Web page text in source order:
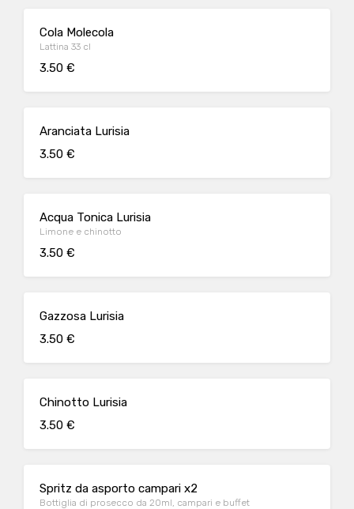
Cola Molecola
Lattina 33 cl
3.50 €
Aranciata Lurisia
3.50 €
Acqua Tonica Lurisia
Limone e chinotto
3.50 €
Gazzosa Lurisia
3.50 €
Chinotto Lurisia
3.50 €
Spritz da asporto campari x2
Bottiglia di prosecco da 20ml, campari e buffet